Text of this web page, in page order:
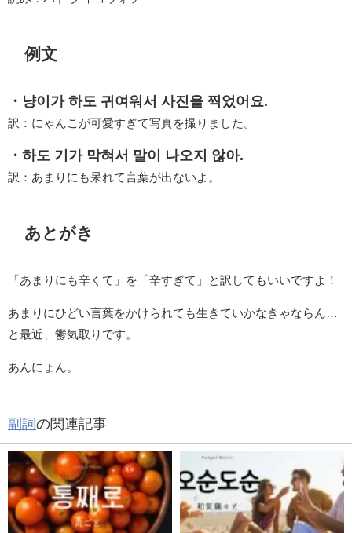
例文
・냥이가 하도 귀여워서 사진을 찍었어요.
訳：にゃんこが可愛すぎて写真を撮りました。
・하도 기가 막혀서 말이 나오지 않아.
訳：あまりにも呆れて言葉が出ないよ。
あとがき
「あまりにも辛くて」を「辛すぎて」と訳してもいいですよ！
あまりにひどい言葉をかけられても生きていかなきゃならん…
と最近、鬱気取りです。
あんにょん。
副詞の関連記事